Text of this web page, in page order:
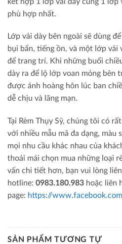
phù hợp nhất.
Lớp vải dày bên ngoài sẽ dùng
bụi bẩn, tiếng ồn, và một lớp vải
để trang trí. Khi những buổi
dày ra để lộ lớp voan mỏng bên
được ánh hoàng hôn lúc ban
dễ chịu và lãng mạn.
Tại Rèm Thụy Sỹ, chúng tôi có
với nhiều mẫu mã đa dạng, màu
mọi nhu cầu khác nhau của
thoải mái chọn mua những loại
vấn chi tiết hơn, bạn vui lòng
hotline: 0983.180.983 hoặc liên
page: https://
SẢN PHẨM TƯƠNG TỰ